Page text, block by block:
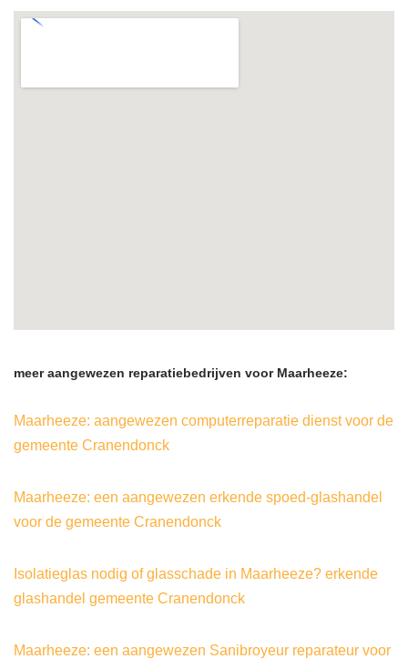
meer aangewezen reparatiebedrijven voor Maarheeze:
Maarheeze: aangewezen computerreparatie dienst voor de
gemeente Cranendonck
Maarheeze: een aangewezen erkende spoed-glashandel
voor de gemeente Cranendonck
Isolatieglas nodig of glasschade in Maarheeze? erkende
glashandel gemeente Cranendonck
Maarheeze: een aangewezen Sanibroyeur reparateur voor